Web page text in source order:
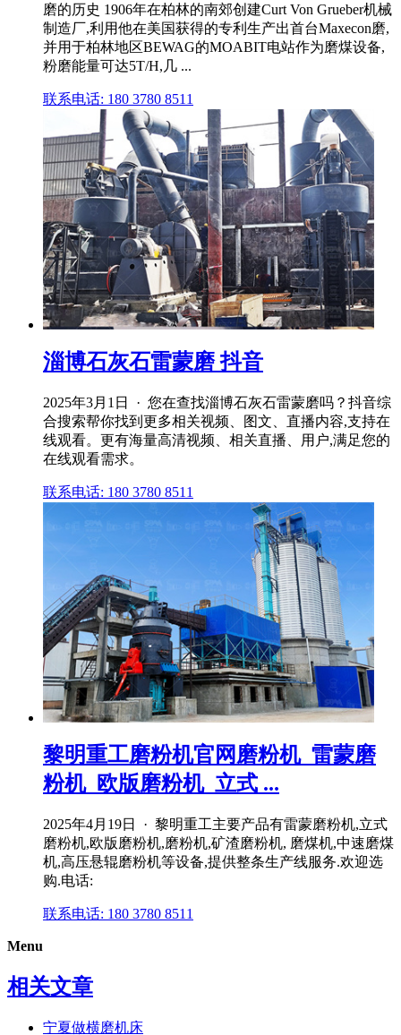
磨的历史 1906年在柏林的南郊创建Curt Von Grueber机械
制造厂,利用他在美国获得的专利生产出首台Maxecon磨,
并用于柏林地区BEWAG的MOABIT电站作为磨煤设备,
粉磨能量可达5T/H,几 ...
联系电话: 180 3780 8511
淄博石灰石雷蒙磨 抖音
2025年3月1日 · 您在查找淄博石灰石雷蒙磨吗？抖音综
合搜索帮你找到更多相关视频、图文、直播内容,支持在
线观看。更有海量高清视频、相关直播、用户,满足您的
在线观看需求。
联系电话: 180 3780 8511
黎明重工磨粉机官网磨粉机_雷蒙磨
粉机_欧版磨粉机_立式 ...
2025年4月19日 · 黎明重工主要产品有雷蒙磨粉机,立式
磨粉机,欧版磨粉机,磨粉机,矿渣磨粉机, 磨煤机,中速磨煤
机,高压悬辊磨粉机等设备,提供整条生产线服务.欢迎选
购.电话:
联系电话: 180 3780 8511
Menu
相关文章
宁夏做横磨机床